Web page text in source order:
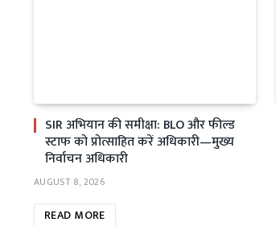
SIR अभियान की समीक्षा: BLO और फील्ड
स्टाफ को प्रोत्साहित करें अधिकारी—मुख्य
निर्वाचन अधिकारी
AUGUST 8, 2026
READ MORE